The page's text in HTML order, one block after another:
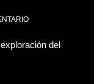
del